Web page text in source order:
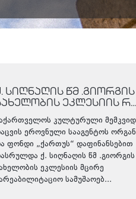
სიღნაღის წმ .გიორგის
ეკლესიის რ...
კულტურული
ეროვნული სააგენტოს
ფონდი „ქართუს“ დაფინანსებით
ქ. სიღნაღის წმ .გიორგის
ეკლესიის მცირე
სამუშაოებ...